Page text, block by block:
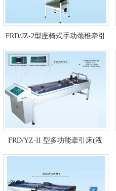
FRD/JZ-2型座椅式手动颈椎牵引
FRD/YZ-II 型多功能牵引床(液